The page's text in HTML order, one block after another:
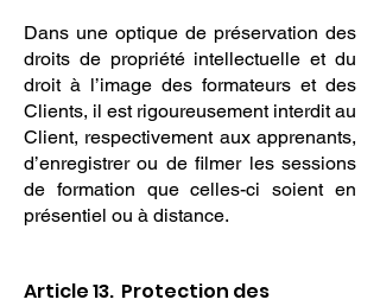
Dans une optique de préservation des
droits de propriété intellectuelle et du
droit à l’image des formateurs et des
Clients, il est rigoureusement interdit au
Client, respectivement aux apprenants,
d’enregistrer ou de filmer les sessions
de formation que celles-ci soient en
présentiel ou à distance.
Article 13. Protection des